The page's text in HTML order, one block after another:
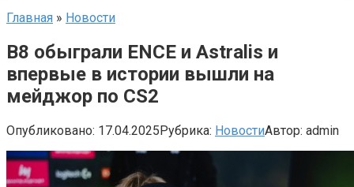
Главная » Новости
B8 обыграли ENCE и Astralis и
впервые в истории вышли на
мейджор по CS2
Опубликовано: 17.04.2025Рубрика: НовостиАвтор: admin